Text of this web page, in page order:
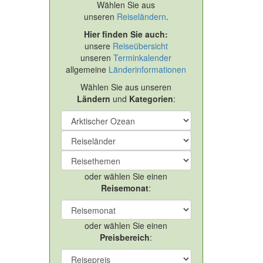
Wählen Sie aus
unseren Reiseländern.
Hier finden Sie auch:
unsere Reiseübersicht
unserenTerminkalender
allgemeine Länderinformationen
Wählen Sie aus unseren
Ländern und Kategorien:
oder wählen Sie einen
Reisemonat:
oder wählen Sie einen
Preisbereich: